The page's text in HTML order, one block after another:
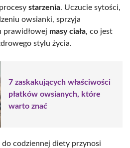
starzenia. Uczucie sytości,
owsianki, sprzyja
prawidłowej masy ciała, co jest
stylu życia.
7 zaskakujących właściwości
płatków owsianych, które
warto znać
codziennej diety przynosi